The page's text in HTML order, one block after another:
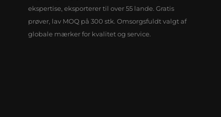
ekspertise, eksporterer til over 55 lande. Gratis
prøver, lav MOQ på 300 stk. Omsorgsfuldt valgt af
globale mærker for kvalitet og service.